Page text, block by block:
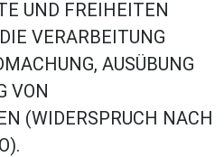
UND FREIHEITEN
VERARBEITUNG
AUSÜBUNG
VON
(WIDERSPRUCH NACH